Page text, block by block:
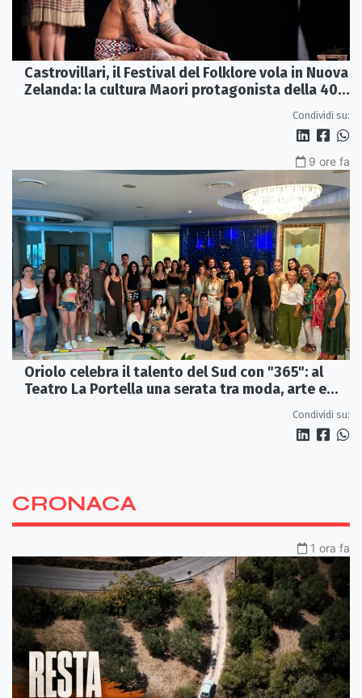
Castrovillari, il Festival del Folklore vola in Nuova
Zelanda: la cultura Maori protagonista della 40ª
Condividi su:
9 ore fa
Oriolo celebra il talento del Sud con "365": al
Teatro La Portella una serata tra moda, arte e
Condividi su:
CRONACA
1 ora fa